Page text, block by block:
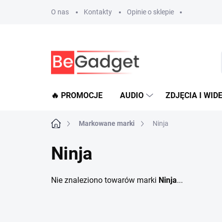
O nas Kontakty Opinie o sklepie
🔥 PROMOCJE AUDIO ZDJĘCIA I
Home Markowane marki Ninja
Ninja
Nie znaleziono towarów marki Ninja...